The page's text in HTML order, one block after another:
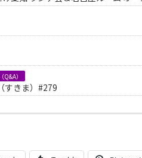
）
すきま）#279